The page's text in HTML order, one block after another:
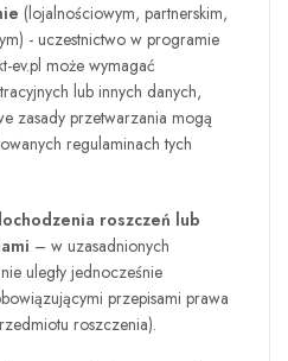
(lojalnościowym, partnerskim,
- uczestnictwo w programie
ev.pl może wymagać
lub innych danych,
zasady przetwarzania mogą
regulaminach tych
roszczeń lub
– w uzasadnionych
uległy jednocześnie
przepisami prawa
roszczenia).